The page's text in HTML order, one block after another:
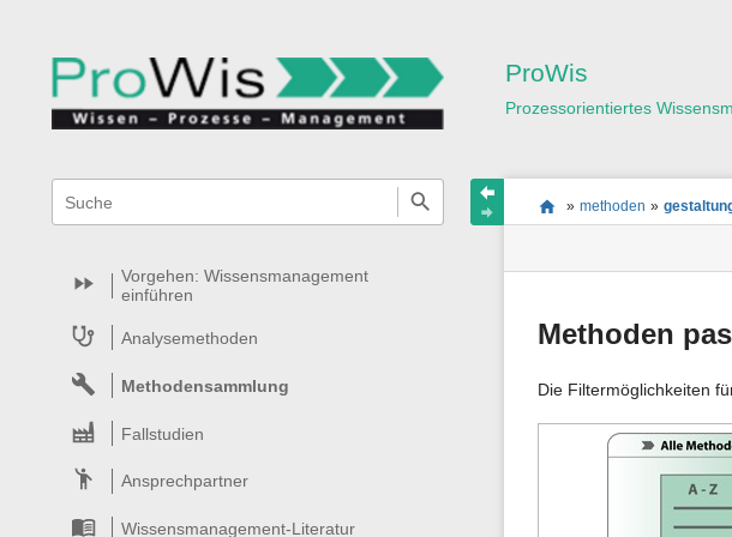
ProWis
Prozessorientiertes
Wikiübergreifende
Schnellsuche
Vorgehen: Wissensmanagement
einführen
Analysemethoden
Methodensammlung
Fallstudien
Ansprechpartner
Wissensmanagement-Literatur
Seitenstatus
Standortanzeiger
Sie
befinden
» methoden »
Seiten-
Methoden
Die Filtermöglichkeiten